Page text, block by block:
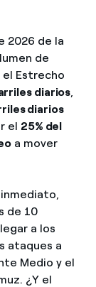
2026 de la
de
Estrecho
diarios,
diarios
el 25% del
a mover
de 10
a los
ataques a
Medio y el
¿Y el